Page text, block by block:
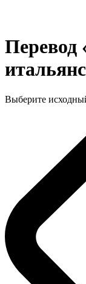
Перевод
Выберите